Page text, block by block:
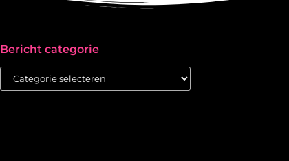
Bericht categorie